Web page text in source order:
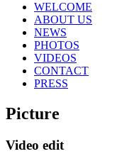
WELCOME
ABOUT US
NEWS
PHOTOS
VIDEOS
CONTACT
PRESS
Picture
Video edit